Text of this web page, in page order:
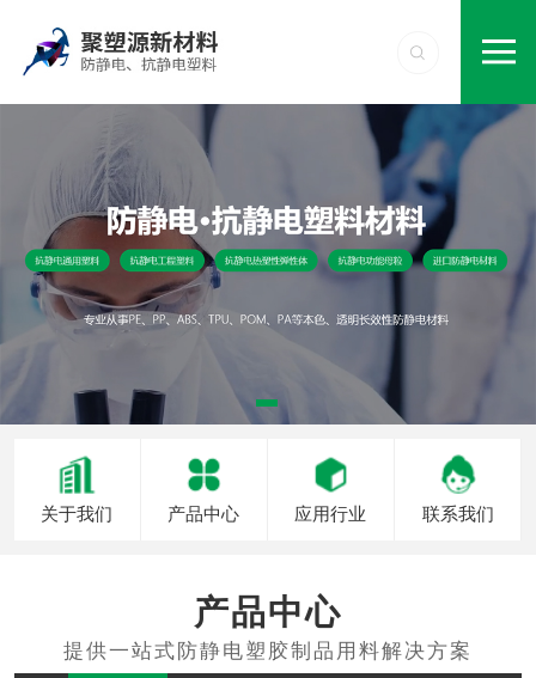
关于我们 产品中心 应用行业 联系我们
产品中心